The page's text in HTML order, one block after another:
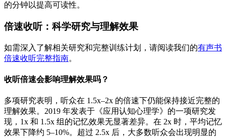
的分钟以提高可读性。
倍速收听：科学研究与理解效果
如需深入了解相关研究和完整训练计划，请阅读我们的有声书
倍速收听完整指南。
收听倍速会影响理解效果吗？
多项研究表明，听众在 1.5x–2x 的倍速下仍能保持接近完整的
理解效果。2019 年发表于《应用认知心理学》的一项研究发
现，1x 和 1.5x 组的记忆效果无显著差异。在 2x 时，平均记忆
效果下降约 5–10%。超过 2.5x 后，大多数听众会出现明显的